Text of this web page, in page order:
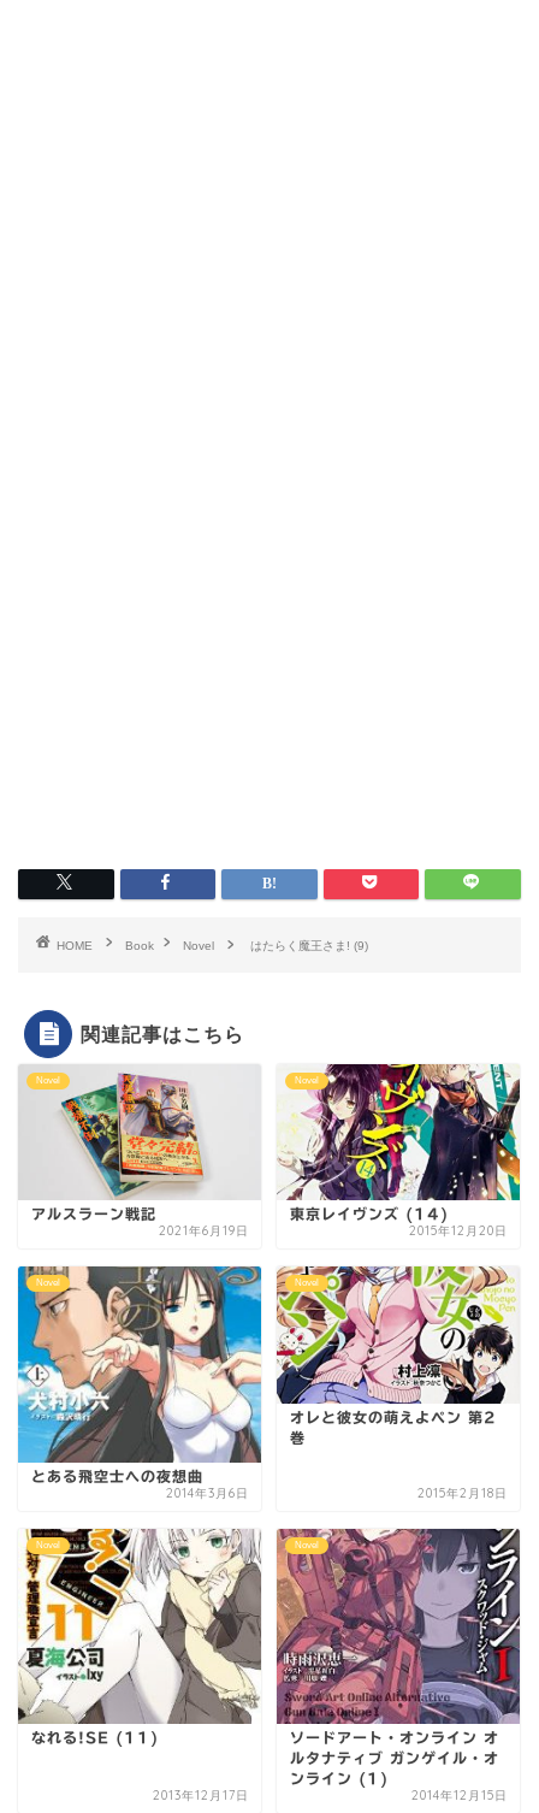
HOME Book Novel はたらく魔王さま! (9)
関連記事はこちら
Novel
アルスラーン戦記
2021年6月19日
Novel
東京レイヴンズ (14)
2015年12月20日
Novel
とある飛空士への夜想曲
2014年3月6日
Novel
オレと彼女の萌えよペン 第2
巻
2015年2月18日
Novel
なれる!SE (11)
2013年12月17日
Novel
ソードアート・オンライン オ
ルタナティブ ガンゲイル・オ
ンライン (1)
2014年12月15日